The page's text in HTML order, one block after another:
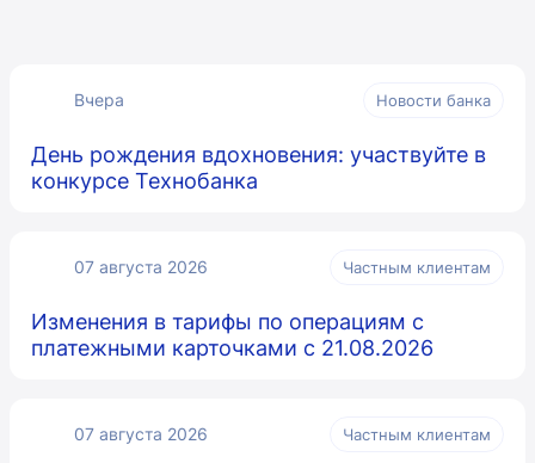
Вчера Новости банка
День рождения вдохновения: участвуйте в
конкурсе Технобанка
07 августа 2026 Частным клиентам
Изменения в тарифы по операциям с
платежными карточками с 21.08.2026
07 августа 2026 Частным клиентам